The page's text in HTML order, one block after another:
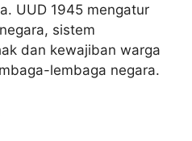
UUD 1945 mengatur
sistem
dan kewajiban warga
lembaga negara.